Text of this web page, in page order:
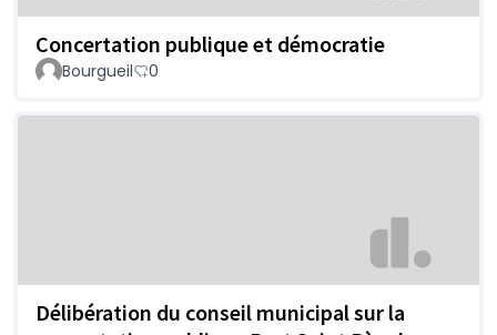
Concertation publique et démocratie
Bourgueil 0
Délibération du conseil municipal sur la